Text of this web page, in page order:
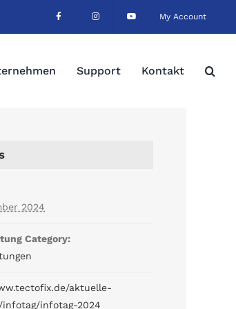
My Account
Support Kontakt
2024
Category:
aktuelle-
infotag/infotag-2024